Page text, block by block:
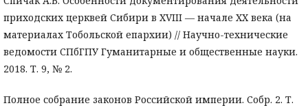
приходских церквей Сибири в XVIII — начале XX века (на
материалах Тобольской епархии) // Научно-технические
ведомости СПбГПУ Гуманитарные и общественные науки.
2018. Т. 9, № 2.
Полное собрание законов Российской империи. Собр. 2. Т.